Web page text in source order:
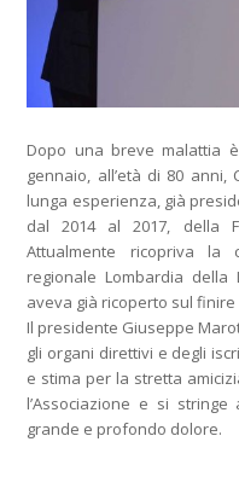
Dopo una breve malattia
gennaio, all’età di 80 anni,
lunga esperienza, già
dal 2014 al 2017, della
Attualmente ricopriva la
regionale Lombardia della
aveva già ricoperto sul
Il presidente Giuseppe
gli organi direttivi e degli
e stima per la stretta
l’Associazione e si
grande e profondo dolore.